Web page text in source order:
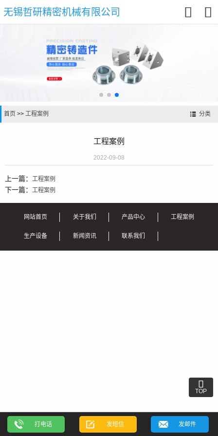
无锡哲研精密机械有限公司 

分类
首页 >> 工程案例
工程案例
2022-09-08
上一篇： 工程案例
下一篇： 工程案例

TOP
网站首页 关于我们 产品中心 工程案例
生产设备 新闻资讯 联系我们
打电话 发短信 发邮件